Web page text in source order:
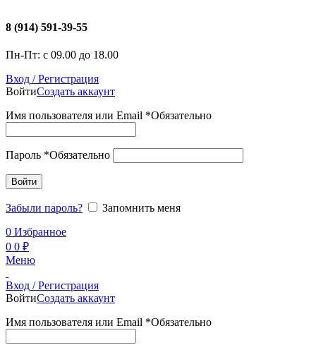
8 (914) 591-39-55
Пн-Пт: с 09.00 до 18.00
Вход / Регистрация
ВойтиСоздать аккаунт
Имя пользователя или Email *Обязательно
Пароль *Обязательно
Войти
Забыли пароль?
Запомнить меня
0 Избранное
0 0 ₽
Меню
Вход / Регистрация
ВойтиСоздать аккаунт
Имя пользователя или Email *Обязательно